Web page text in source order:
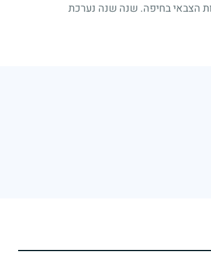
הצבאי בחיפה. שנה שנה נערכת